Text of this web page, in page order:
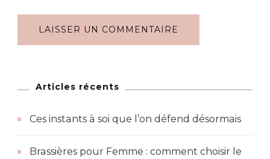
Articles récents
Ces instants à soi que l’on défend désormais
Brassières pour Femme : comment choisir le